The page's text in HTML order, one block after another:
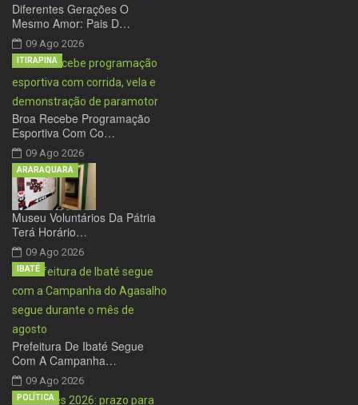
Diferentes Gerações O
Mesmo Amor: Pais D…
09 Ago 2026
Broa Recebe Programação
Esportiva Com Co…
09 Ago 2026
ITIRAPINA
Museu Voluntários Da Pátria
Terá Horário…
09 Ago 2026
ARARAQUARA
Prefeitura De Ibaté Segue
Com A Campanha…
09 Ago 2026
IBATÉ
POLÍTICA